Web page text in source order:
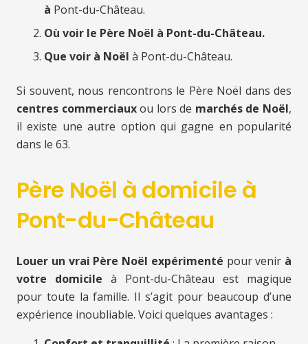
à Pont-du-Château.
Où voir le Père Noël à Pont-du-Château.
Que voir à Noël à Pont-du-Château.
Si souvent, nous rencontrons le Père Noël dans des
centres commerciauxou lors de marchés de Noël,
il existe une autre option qui gagne en popularité
dans le 63.
Père Noël à domicile à
Pont-du-Château
Louer un vrai Père Noël expérimenté pour venir à
votre domicile à Pont-du-Château est magique
pour toute la famille. Il s’agit pour beaucoup d’une
expérience inoubliable. Voici quelques avantages :